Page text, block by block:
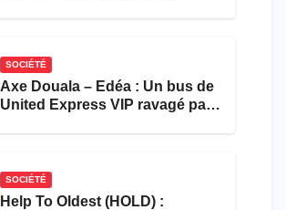
SOCIÉTÉ
Axe Douala – Edéa : Un bus de
United Express VIP ravagé par
SOCIÉTÉ
Help To Oldest (HOLD) :